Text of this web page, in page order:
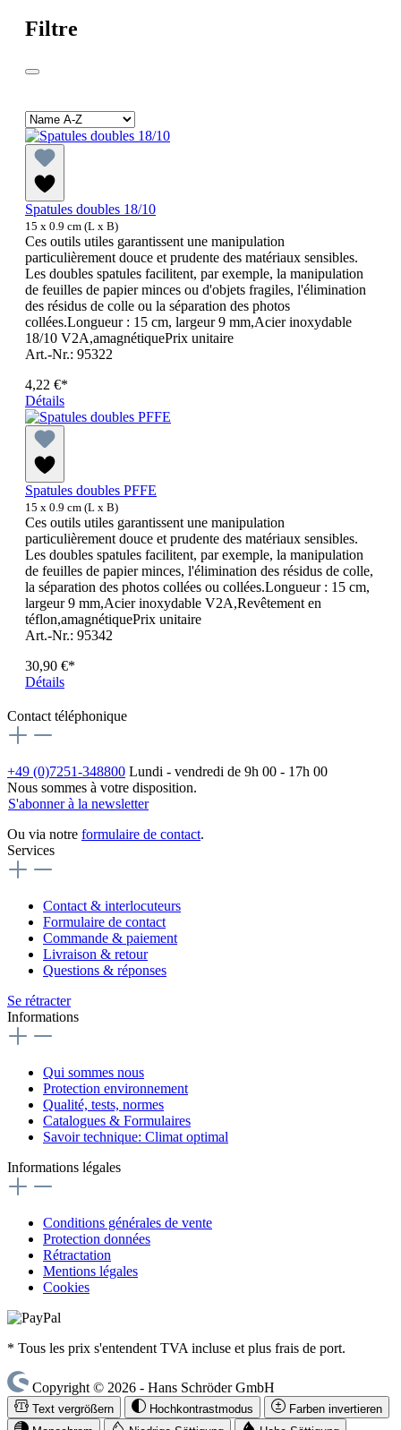
Filtre
Spatules doubles 18/10
15 x 0.9 cm (L x B)
Ces outils utiles garantissent une manipulation
particulièrement douce et prudente des matériaux sensibles.
Les doubles spatules facilitent, par exemple, la manipulation
de feuilles de papier minces ou d'objets fragiles, l'élimination
des résidus de colle ou la séparation des photos
collées.Longueur : 15 cm, largeur 9 mm,Acier inoxydable
18/10 V2A,amagnétiquePrix unitaire
Art.-Nr.: 95322
4,22 €*
Détails
Spatules doubles PFFE
15 x 0.9 cm (L x B)
Ces outils utiles garantissent une manipulation
particulièrement douce et prudente des matériaux sensibles.
Les doubles spatules facilitent, par exemple, la manipulation
de feuilles de papier minces, l'élimination des résidus de colle,
la séparation des photos collées ou collées.Longueur : 15 cm,
largeur 9 mm,Acier inoxydable V2A,Revêtement en
téflon,amagnétiquePrix unitaire
Art.-Nr.: 95342
30,90 €*
Détails
Contact téléphonique
+49 (0)7251-348800 Lundi - vendredi de 9h 00 - 17h 00
Nous sommes à votre disposition.
S'abonner à la newsletter
Ou via notre formulaire de contact.
Services
Contact & interlocuteurs
Formulaire de contact
Commande & paiement
Livraison & retour
Questions & réponses
Se rétracter
Informations
Qui sommes nous
Protection environnement
Qualité, tests, normes
Catalogues & Formulaires
Savoir technique: Climat optimal
Informations légales
Conditions générales de vente
Protection données
Rétractation
Mentions légales
Cookies
* Tous les prix s'entendent TVA incluse et plus frais de port.
Copyright © 2026 - Hans Schröder GmbH
Text vergrößern Hochkontrastmodus
Farben invertieren